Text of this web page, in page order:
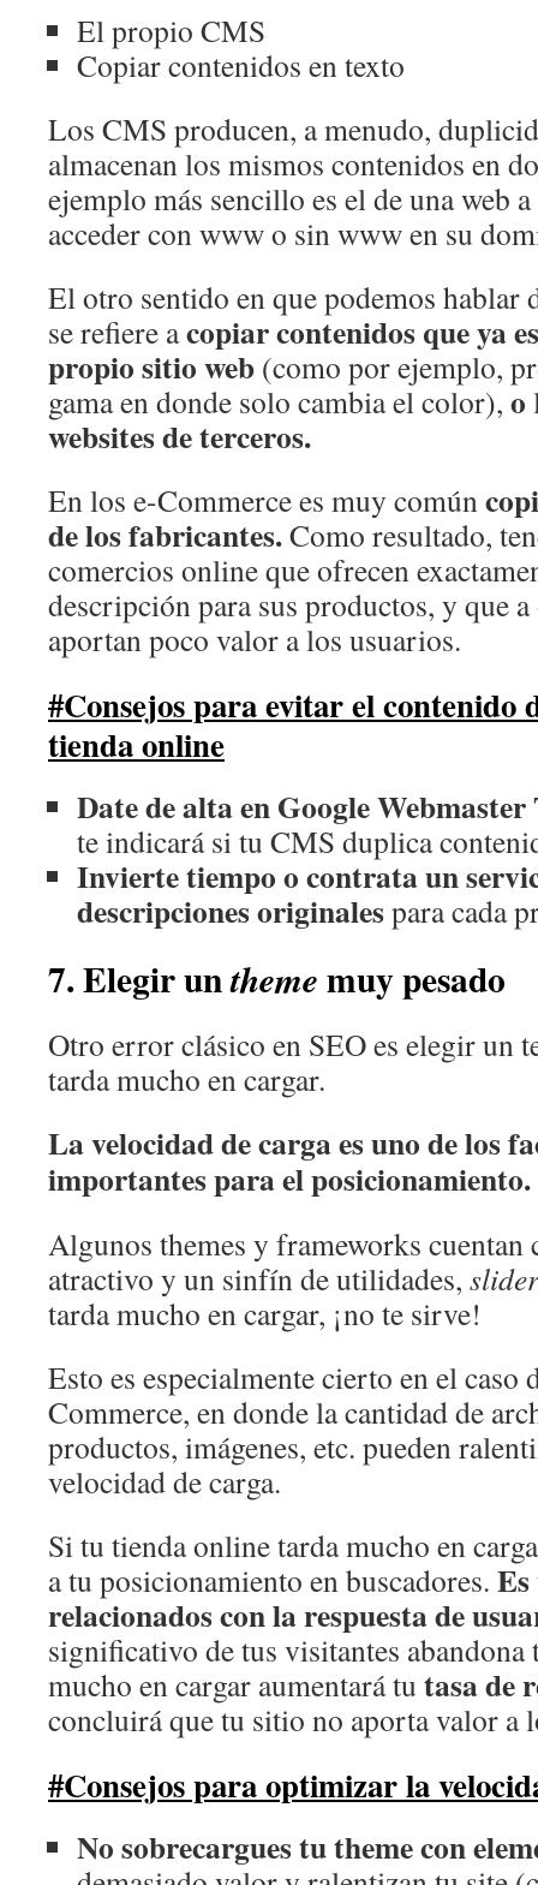
El propio CMS
Copiar contenidos en texto
Los CMS producen, a menudo,
almacenan los mismos contenidos en
ejemplo más sencillo es el de una web
acceder con www o sin www en su
El otro sentido en que podemos hablar
se refiere acopiar contenidos que ya
propio sitio web (como por ejemplo,
gama en donde solo cambia el color), o
websites de terceros.
En los e-Commerce es muy común
de los fabricantes.Como resultado,
comercios online que ofrecen
descripción para sus productos, y que
aportan poco valor a los usuarios.
#Consejos para evitar el contenido
tienda online
Date de alta en Google Webmaster
te indicará si tu CMS duplica
Invierte tiempo o contrata un
descripciones originalespara cada
7. Elegir unthememuy pesado
Otro error clásico en SEO es elegir un
tarda mucho en cargar.
La velocidad de carga es uno de los
importantes para el posicionamiento.
Algunos themes y frameworks cuentan
atractivo y un sinfín de utilidades,
tarda mucho en cargar, ¡no te sirve!
Esto es especialmente cierto en el caso
Commerce, en donde la cantidad de
productos, imágenes, etc. pueden
velocidad de carga.
Si tu tienda online tarda mucho en
a tu posicionamiento en buscadores.
relacionados con la respuesta de
significativo de tus visitantes abandona
mucho en cargar aumentará tu tasa de
concluirá que tu sitio no aporta valor a
#Consejos para optimizar la
No sobrecargues tu theme con